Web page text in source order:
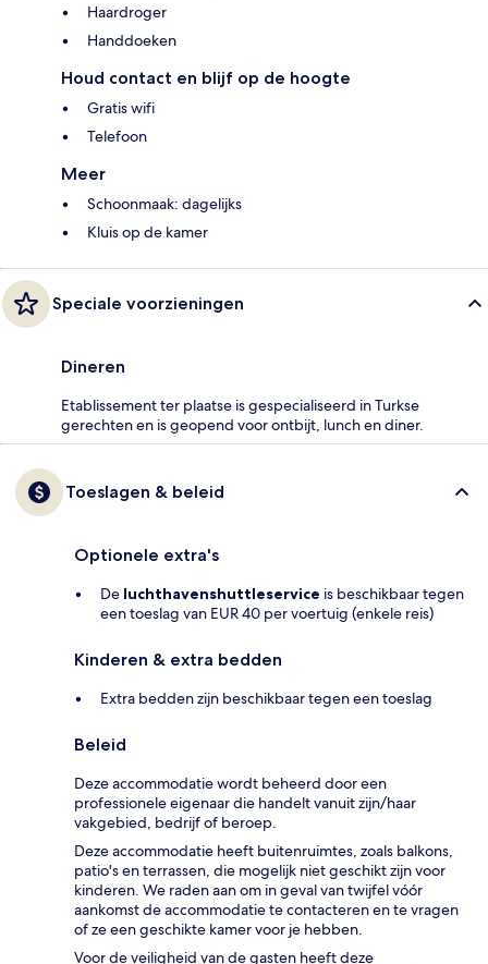
Haardroger
Handdoeken
Houd contact en blijf op de hoogte
Gratis wifi
Telefoon
Meer
Schoonmaak: dagelijks
Kluis op de kamer
Speciale voorzieningen
Dineren
Etablissement ter plaatse is gespecialiseerd in Turkse
gerechten en is geopend voor ontbijt, lunch en diner.
Toeslagen & beleid
Optionele extra's
De luchthavenshuttleservice is beschikbaar tegen
een toeslag van EUR 40 per voertuig (enkele reis)
Kinderen & extra bedden
Extra bedden zijn beschikbaar tegen een toeslag
Beleid
Deze accommodatie wordt beheerd door een
professionele eigenaar die handelt vanuit zijn/haar
vakgebied, bedrijf of beroep.
Deze accommodatie heeft buitenruimtes, zoals balkons,
patio's en terrassen, die mogelijk niet geschikt zijn voor
kinderen. We raden aan om in geval van twijfel vóór
aankomst de accommodatie te contacteren en te vragen
of ze een geschikte kamer voor je hebben.
Voor de veiligheid van de gasten heeft deze